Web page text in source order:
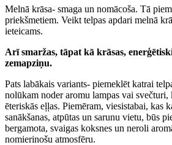
Melnā krāsa- smaga un nomācoša. Tā
priekšmetiem. Veikt telpas apdari melnā
ieteicams.
Arī smaržas, tāpat kā krāsas,
zemapziņu.
Pats labākais variants- piemeklēt katrai
nolūkam noder aromu lampas vai
ēteriskās eļļas. Piemēram, viesistabai, kas
sanākšanas, atpūtas un sarunu vietu, būs
bergamota, svaigas koksnes un neroli
nomierinošu atmosfēru.